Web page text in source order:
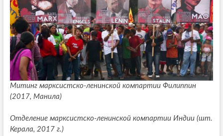
Митинг марксистско-ленинской компартии Филиппин
(2017, Манила)
Отделение марксистско-ленинской компартии Индии (шт.
Керала, 2017 г.)